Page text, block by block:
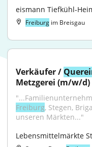
eismann Tiefkühl-
Freiburg im Breisgau
Verkäufer /
Metzgerei (m/w/d)
Freiburg, Stegen,
unseren Märkten..."
Lebensmittelmärkte